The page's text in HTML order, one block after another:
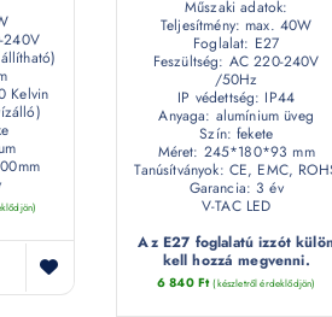
240V
Kelvin
Műszaki adatok:
Teljesítmény: max. 40W
Foglalat: E27
Feszültség: AC 220-240V
/50Hz
IP védettség: IP44
Anyaga: alumínium üveg
Szín: fekete
Méret: 245*180*93 mm
Tanúsítványok: CE, EMC,
Garancia: 3 év
V-TAC LED
Az E27 foglalatú izzót
kell hozzá megvenni.
6 840 Ft (készletről érdeklődjön)